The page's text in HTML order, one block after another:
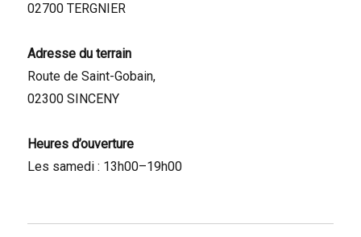
02700 TERGNIER
Adresse du terrain
Route de Saint-Gobain,
02300 SINCENY
Heures d’ouverture
Les samedi : 13h00–19h00